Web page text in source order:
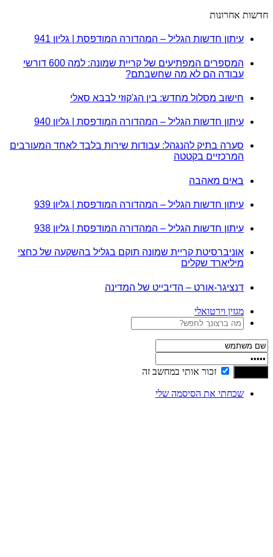
חדשות אחרונות
עיתון חדשות הגליל – המהדורה המודפסת | גליון 941
המספרים המפתיעים של קריית שמונה: למה 600 דורשי
עבודה הם לא מה שחשבתם?
חישוב מסלול מחדש: בין הג'קוזי לבבא סאלי
עיתון חדשות הגליל – המהדורה המודפסת | גליון 940
סערה בתיק להנגהל: עבודות שירות בלבד לאחד המעורבים
המרכזיים בקטטה
באים מאהבה
עיתון חדשות הגליל – המהדורה המודפסת | גליון 939
עיתון חדשות הגליל – המהדורה המודפסת | גליון 938
אוניברסיטת קריית שמונה תוקם בגליל בהשקעה של כחצי
מיליארד שקלים
דנציגר-אורט – הדיבייט של המדינה
מגזין וירטואלי
זכור אותי במחשב זה
שכחתי את הסיסמה שלי